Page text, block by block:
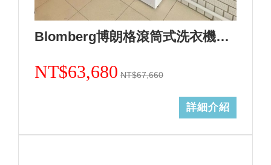
Blomberg博朗格滾筒式洗衣機WNF10320WZ(歐規10kg)日規14kg+熱泵式乾衣機TPF8352WZ歐規8KG(日規12kg)合購組+基本安裝 加Line ID:@ye888
NT$63,680 NT$67,660
詳細介紹